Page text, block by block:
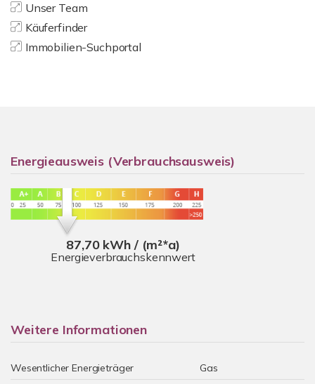
Unser Team
Käuferfinder
Immobilien-Suchportal
Energieausweis (Verbrauchsausweis)
87,70 kWh / (m²*a)
Energieverbrauchskennwert
Weitere Informationen
Wesentlicher Energieträger
Gas